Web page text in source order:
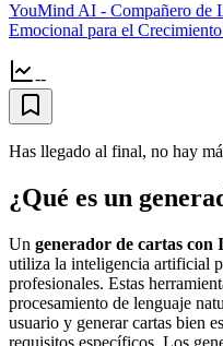
YouMind AI - Compañero de
Emocional para el
--
Has llegado al final, no hay
¿Qué es un
Un generador de cartas con
utiliza la inteligencia artificial
profesionales. Estas
procesamiento de lenguaje
usuario y generar cartas bien
requisitos específicos. Los